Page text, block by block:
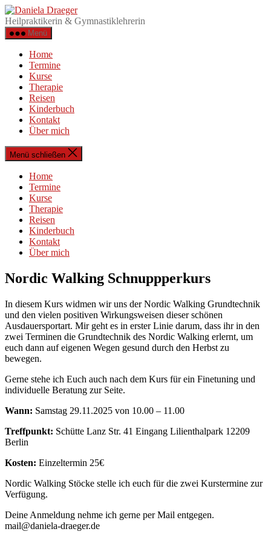
Zum
Inhalt
springen
Daniela
Draeger
Heilpraktikerin & Gymnastiklehrerin
Menü
Home
Termine
Kurse
Therapie
Reisen
Kinderbuch
Kontakt
Über mich
Menü schließen
Home
Termine
Kurse
Therapie
Reisen
Kinderbuch
Kontakt
Über mich
Nordic Walking Schnuppperkurs
In diesem Kurs widmen wir uns der Nordic Walking Grundtechnik
und den vielen positiven Wirkungsweisen dieser schönen
Ausdauersportart. Mir geht es in erster Linie darum, dass ihr in den
zwei Terminen die Grundtechnik des Nordic Walking erlernt, um
euch dann auf eigenen Wegen gesund durch den Herbst zu
bewegen.
Gerne stehe ich Euch auch nach dem Kurs für ein Finetuning und
individuelle Beratung zur Seite.
Wann: Samstag 29.11.2025 von 10.00 – 11.00
Treffpunkt: Schütte Lanz Str. 41 Eingang Lilienthalpark 12209
Berlin
Kosten: Einzeltermin 25€
Nordic Walking Stöcke stelle ich euch für die zwei Kurstermine zur
Verfügung.
Deine Anmeldung nehme ich gerne per Mail entgegen.
mail@daniela-draeger.de